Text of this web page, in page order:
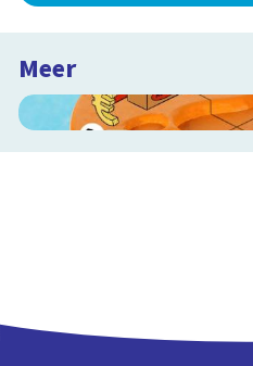
Meer